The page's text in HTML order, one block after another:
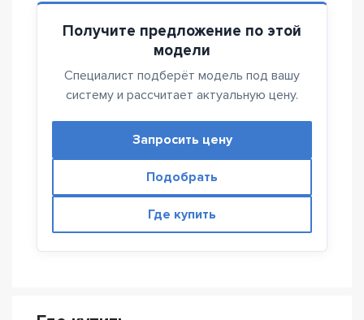
Получите предложение по этой
модели
Специалист подберёт модель под вашу
систему и рассчитает актуальную цену.
Запросить цену
Подобрать
Где купить